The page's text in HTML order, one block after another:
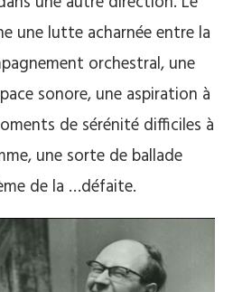
une lutte acharnée entre la
orchestral, une
sonore, une aspiration à
de sérénité difficiles à
une sorte de ballade
de la …défaite.